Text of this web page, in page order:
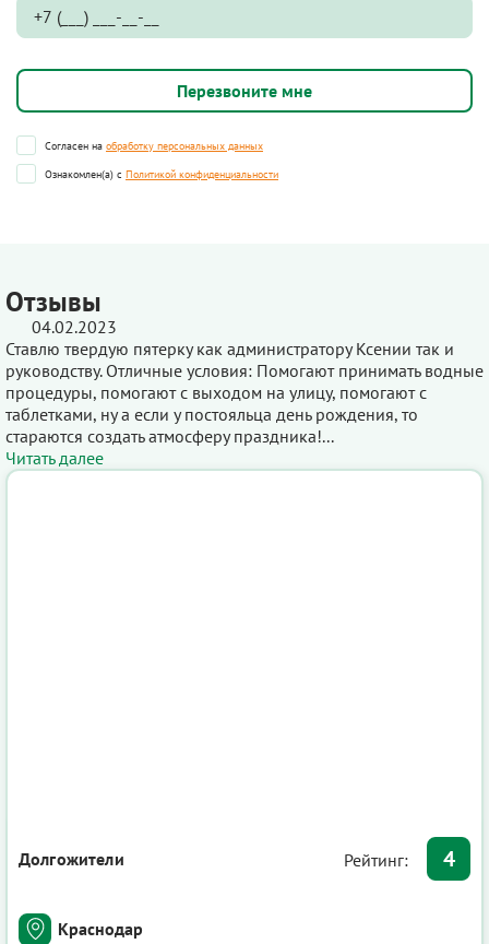
Согласен на обработку персональных данных
Ознакомлен(а) с Политикой конфиденциальности
Отзывы
04.02.2023
Ставлю твердую пятерку как администратору Ксении так и
руководству. Отличные условия: Помогают принимать водные
процедуры, помогают с выходом на улицу, помогают с
таблетками, ну а если у постояльца день рождения, то
стараются создать атмосферу праздника!...
Читать далее
Долгожители Рейтинг: 4
Краснодар